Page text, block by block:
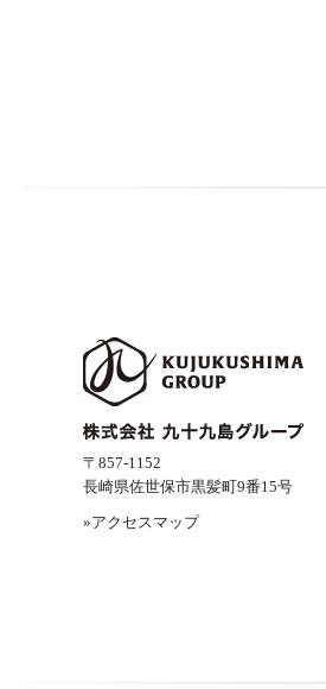
〒857-1152
長崎県佐世保市黒髪町9番15号
»アクセスマップ